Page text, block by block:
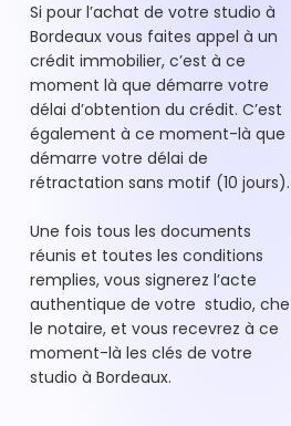
Si pour l’achat de votre studio à
Bordeaux vous faites appel à un
crédit immobilier, c’est à ce
moment là que démarre votre
délai d’obtention du crédit. C’est
également à ce moment-là que
démarre votre délai de
rétractation sans motif (10 jours).
Une fois tous les documents
réunis et toutes les conditions
remplies, vous signerez l’acte
authentique de votre studio,
le notaire, et vous recevrez à ce
moment-là les clés de votre
studio à Bordeaux.